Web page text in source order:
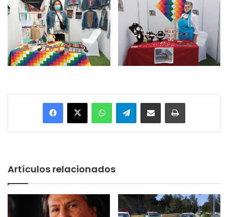
Facebook
X WhatsAppTelegramEnviar vía email Imprimir
Artículos relacionados